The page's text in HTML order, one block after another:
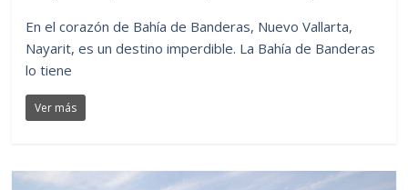
En el corazón de Bahía de Banderas, Nuevo Vallarta,
Nayarit, es un destino imperdible. La Bahía de Banderas
lo tiene
Ver más